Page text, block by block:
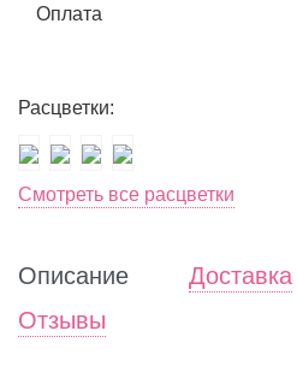
Оплата
Расцветки:
Смотреть все расцветки
Описание Доставка
Отзывы